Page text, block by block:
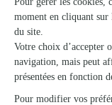
Ils ont fait